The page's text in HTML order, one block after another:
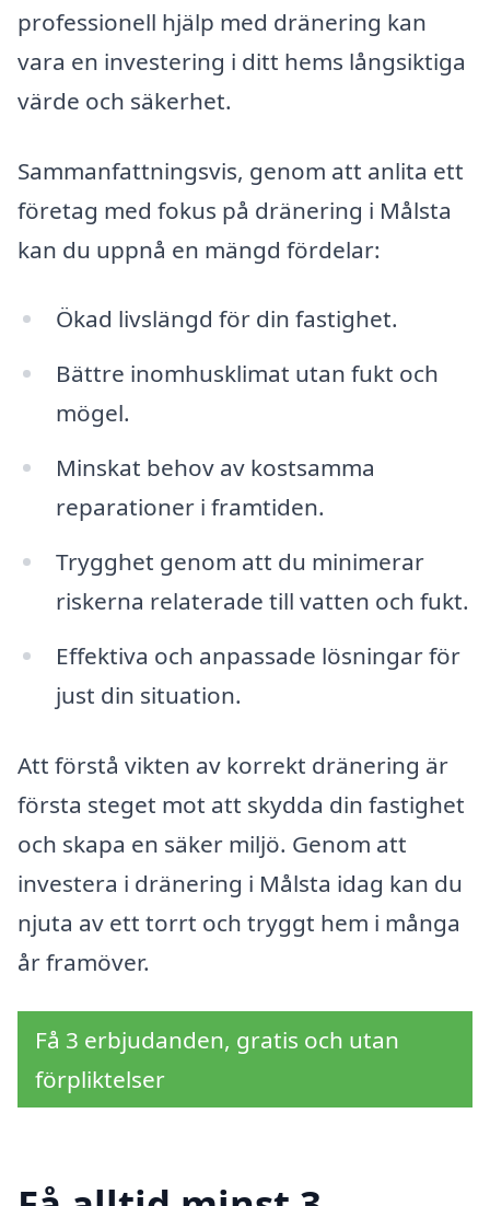
professionell hjälp med dränering kan
vara en investering i ditt hems långsiktiga
värde och säkerhet.
Sammanfattningsvis, genom att anlita ett
företag med fokus på dränering i Målsta
kan du uppnå en mängd fördelar:
Ökad livslängd för din fastighet.
Bättre inomhusklimat utan fukt och
mögel.
Minskat behov av kostsamma
reparationer i framtiden.
Trygghet genom att du minimerar
riskerna relaterade till vatten och fukt.
Effektiva och anpassade lösningar för
just din situation.
Att förstå vikten av korrekt dränering är
första steget mot att skydda din fastighet
och skapa en säker miljö. Genom att
investera i dränering i Målsta idag kan du
njuta av ett torrt och tryggt hem i många
år framöver.
Få 3 erbjudanden, gratis och utan
förpliktelser